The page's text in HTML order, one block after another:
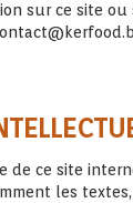
sur ce site ou
de ce site
les